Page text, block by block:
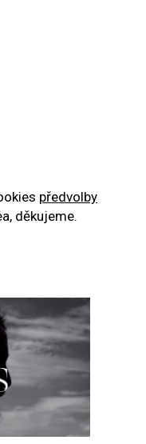
předvolby
děkujeme.